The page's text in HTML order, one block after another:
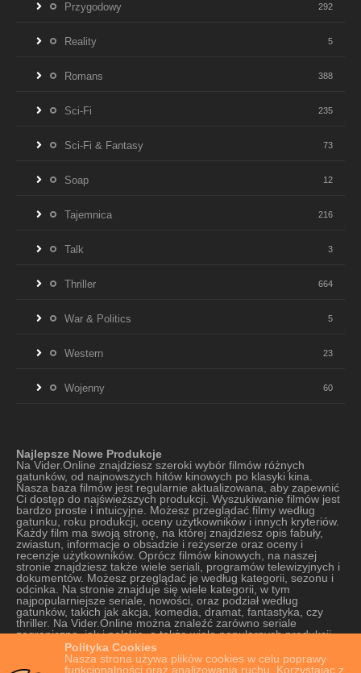
Polityka Cookies
Nasza strona używa plików cookies w celu poprawy
funkcjonalności oraz analizowania ruchu. Korzystając z
Przygodowy 292
Reality 5
Romans 388
Sci-Fi 235
Sci-Fi & Fantasy 73
Soap 12
Tajemnica 216
Talk 3
Thriller 664
War & Politics 5
Western 23
Wojenny 60
Najlepsze Nowe Produkcje
Na Vider.Online znajdziesz szeroki wybór filmów różnych
gatunków, od najnowszych hitów kinowych po klasyki kina.
Nasza baza filmów jest regularnie aktualizowana, aby zapewnić
Ci dostęp do najświeższych produkcji. Wyszukiwanie filmów jest
bardzo proste i intuicyjne. Możesz przeglądać filmy według
gatunku, roku produkcji, oceny użytkowników i innych kryteriów.
Każdy film ma swoją stronę, na której znajdziesz opis fabuły,
zwiastun, informacje o obsadzie i reżyserze oraz oceny i
recenzje użytkowników. Oprócz filmów kinowych, na naszej
stronie znajdziesz także wiele seriali, programów telewizyjnych i
dokumentów. Możesz przeglądać je według kategorii, sezonu i
odcinka. Na stronie znajduje się wiele kategorii, w tym
najpopularniejsze seriale, nowości, oraz podział według
gatunków, takich jak akcja, komedia, dramat, fantastyka, czy
thriller. Na Vider.Online można znaleźć zarówno seriale
zagraniczne, jak i polskie, a także wiele popularnych produkcji
oryginalnych platform VOD. Strona oferuje szeroki wybór seriali,
od tych najnowszych do tych starszych, które cieszą się kultową
popularnością. Nasza strona jest również bardzo łatwa w